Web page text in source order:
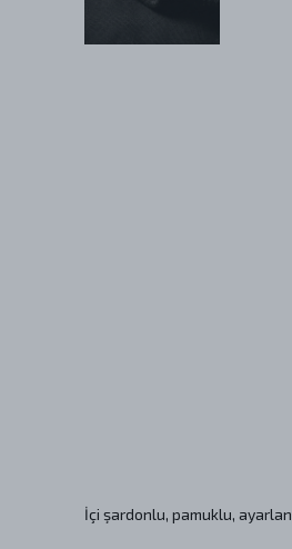
İçi şardonlu, pamuklu,